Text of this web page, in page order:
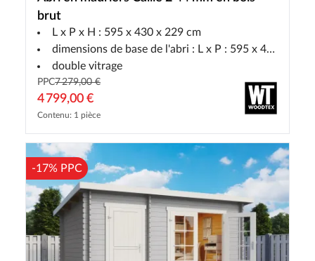
brut
L x P x H : 595 x 430 x 229 cm
dimensions de base de l'abri : L x P : 595 x 400 cm
double vitrage
PPC7 279,00 €
4 799,00 €
Contenu: 1 pièce
-17% PPC